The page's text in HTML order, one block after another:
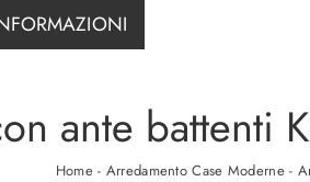
ante battenti
Home- Arredamento Case Moderne-